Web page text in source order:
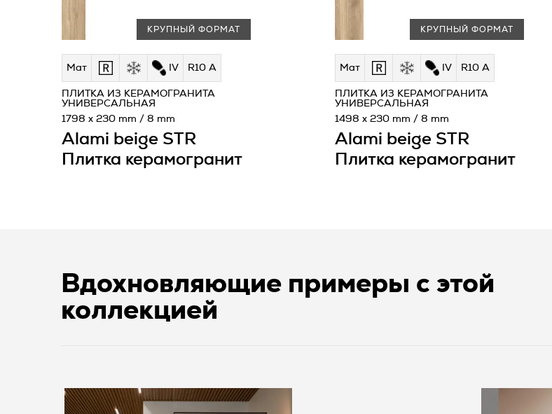
КРУПНЫЙ ФОРМАТ
Мат IV R10 A
Alami beige STR
Плитка керамогранит
ПЛИТКА ИЗ КЕРАМОГРАНИТА
УНИВЕРСАЛЬНАЯ
1798 x 230 mm / 8 mm
КРУПНЫЙ ФОРМАТ
Мат IV R10 A
Alami beige STR
Плитка керамогранит
ПЛИТКА ИЗ КЕРАМОГРАНИТА
УНИВЕРСАЛЬНАЯ
1498 x 230 mm / 8 mm
Вдохновляющие примеры с этой
коллекцией